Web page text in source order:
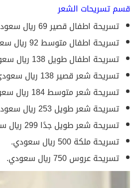
قسم تسريحات الشعر
تسريحة اطفال قصير 69 ريال سعودي.
تسريحة اطفال متوسط 92 ريال سعودي.
تسريحة اطفال طويل 138 ريال سعودي.
تسريحة شعر قصير 138 ريال سعودي.
تسريحة شعر متوسط 184 ريال سعودي.
تسريحة شعر طويل 253 ريال سعودي.
تسريحة شعر طويل جدًا 299 ريال سعودي.
تسريحة ملكة 500 ريال سعودي.
تسريحة عروس 750 ريال سعودي.